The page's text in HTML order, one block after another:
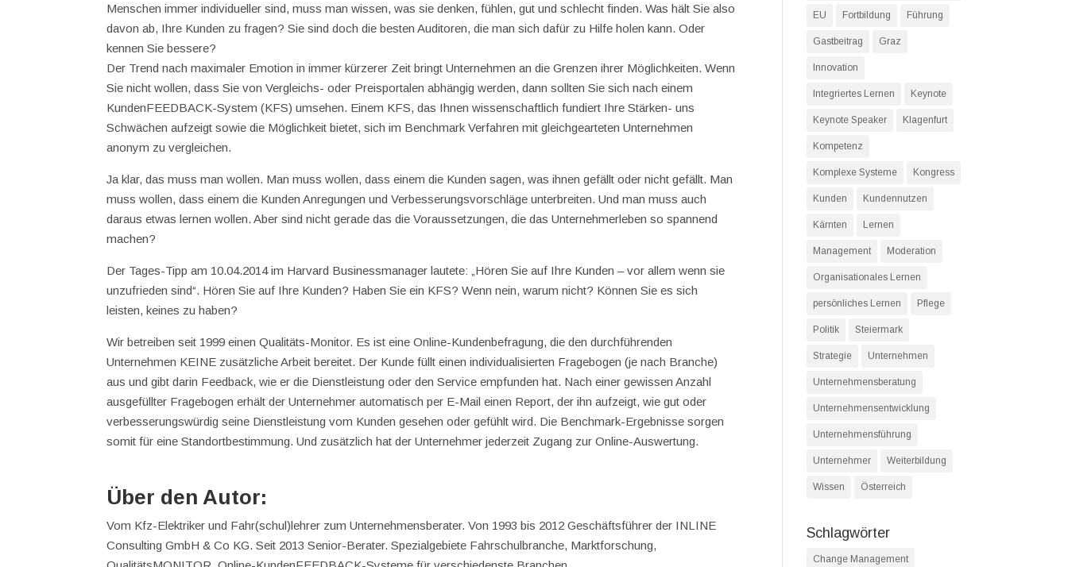
Menschen immer individueller sind, muss man wissen, was sie denken, fühlen, gut und schlecht finden. Was hält Sie also
davon ab, Ihre Kunden zu fragen? Sie sind doch die besten Auditoren, die man sich dafür zu Hilfe holen kann. Oder
kennen Sie bessere?
Der Trend nach maximaler Emotion in immer kürzerer Zeit bringt Unternehmen an die Grenzen ihrer Möglichkeiten. Wenn
Sie nicht wollen, dass Sie von Vergleichs- oder Preisportalen abhängig werden, dann sollten Sie sich nach einem
KundenFEEDBACK-System (KFS) umsehen. Einem KFS, das Ihnen wissenschaftlich fundiert Ihre Stärken- uns
Schwächen aufzeigt sowie die Möglichkeit bietet, sich im Benchmark Verfahren mit gleichgearteten Unternehmen
anonym zu vergleichen.
Ja klar, das muss man wollen. Man muss wollen, dass einem die Kunden sagen, was ihnen gefällt oder nicht gefällt. Man
muss wollen, dass einem die Kunden Anregungen und Verbesserungsvorschläge unterbreiten. Und man muss auch
daraus etwas lernen wollen. Aber sind nicht gerade das die Voraussetzungen, die das Unternehmerleben so spannend
machen?
Der Tages-Tipp am 10.04.2014 im Harvard Businessmanager lautete: „Hören Sie auf Ihre Kunden – vor allem wenn sie
unzufrieden sind“. Hören Sie auf Ihre Kunden? Haben Sie ein KFS? Wenn nein, warum nicht? Können Sie es sich
leisten, keines zu haben?
Wir betreiben seit 1999 einen Qualitäts-Monitor. Es ist eine Online-Kundenbefragung, die den durchführenden
Unternehmen KEINE zusätzliche Arbeit bereitet. Der Kunde füllt einen individualisierten Fragebogen (je nach Branche)
aus und gibt darin Feedback, wie er die Dienstleistung oder den Service empfunden hat. Nach einer gewissen Anzahl
ausgefüllter Fragebogen erhält der Unternehmer automatisch per E-Mail einen Report, der ihn aufzeigt, wie gut oder
verbesserungswürdig seine Dienstleistung vom Kunden gesehen oder gefühlt wird. Die Benchmark-Ergebnisse sorgen
somit für eine Standortbestimmung. Und zusätzlich hat der Unternehmer jederzeit Zugang zur Online-Auswertung.
Über den Autor:
Vom Kfz-Elektriker und Fahr(schul)lehrer zum Unternehmensberater. Von 1993 bis 2012 Geschäftsführer der INLINE
Consulting GmbH & Co KG. Seit 2013 Senior-Berater. Spezialgebiete Fahrschulbranche, Marktforschung,
EU Fortbildung Führung
Gastbeitrag Graz
Innovation
Integriertes Lernen Keynote
Keynote Speaker Klagenfurt
Kompetenz
Komplexe Systeme Kongress
Kunden Kundennutzen
Kärnten Lernen
Management Moderation
Organisationales Lernen
persönliches Lernen Pflege
Politik Steiermark
Strategie Unternehmen
Unternehmensberatung
Unternehmensentwicklung
Unternehmensführung
Unternehmer Weiterbildung
Wissen Österreich
Schlagwörter
Change Management